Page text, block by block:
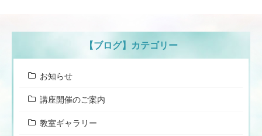
【ブログ】カテゴリー
お知らせ
講座開催のご案内
教室ギャラリー